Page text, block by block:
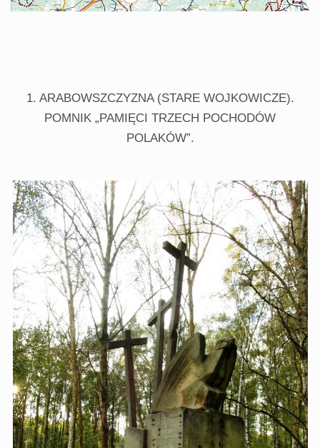
1. ARABOWSZCZYZNA (STARE WOJKOWICZE).
POMNIK „PAMIĘCI TRZECH POCHODÓW
POLAKÓW”.